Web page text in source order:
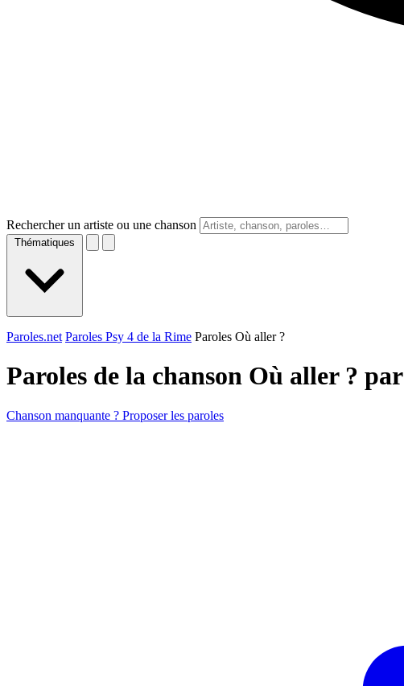
Rechercher un artiste ou une chanson
Thématiques
Paroles.net Paroles Psy 4 de la Rime Paroles Où aller ?
Paroles de la chanson Où aller ? par
Chanson manquante ? Proposer les paroles